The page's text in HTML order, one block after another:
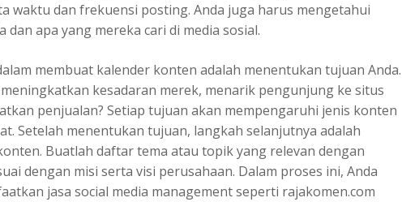
waktu dan frekuensi posting. Anda juga harus mengetahui
dan apa yang mereka cari di media sosial.
membuat kalender konten adalah menentukan tujuan Anda.
kesadaran merek, menarik pengunjung ke situs
penjualan? Setiap tujuan akan mempengaruhi jenis konten
Setelah menentukan tujuan, langkah selanjutnya adalah
Buatlah daftar tema atau topik yang relevan dengan
dengan misi serta visi perusahaan. Dalam proses ini, Anda
jasa social media management seperti rajakomen.com